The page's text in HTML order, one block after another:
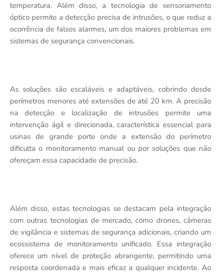
temperatura. Além disso, a tecnologia de sensoriamento
óptico permite a detecção precisa de intrusões, o que reduz a
ocorrência de falsos alarmes, um dos maiores problemas em
sistemas de segurança convencionais.
As soluções são escaláveis e adaptáveis, cobrindo desde
perímetros menores até extensões de até 20 km. A precisão
na detecção e localização de intrusões permite uma
intervenção ágil e direcionada, característica essencial para
usinas de grande porte onde a extensão do perímetro
dificulta o monitoramento manual ou por soluções que não
ofereçam essa capacidade de precisão.
Além disso, estas tecnologias se destacam pela integração
com outras tecnologias de mercado, como drones, câmeras
de vigilância e sistemas de segurança adicionais, criando um
ecossistema de monitoramento unificado. Essa integração
oferece um nível de proteção abrangente, permitindo uma
resposta coordenada e mais eficaz a qualquer incidente. Ao